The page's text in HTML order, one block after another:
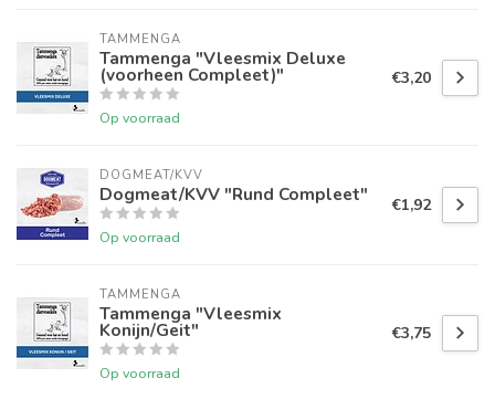
TAMMENGA
Tammenga "Vleesmix Deluxe
(voorheen Compleet)"
Op voorraad
€3,20
DOGMEAT/KVV
Dogmeat/KVV "Rund Compleet"
Op voorraad
€1,92
TAMMENGA
Tammenga "Vleesmix
Konijn/Geit"
Op voorraad
€3,75